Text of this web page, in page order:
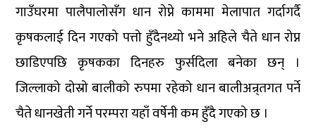
गाउँघरमा पालैपालोसँग धान रोप्ने काममा मेलापात गर्दागर्दै
कृषकलाई दिन गएको पत्तो हुँदैनथ्यो भने अहिले चैते धान रोप्न
छाडिएपछि कृषकका दिनहरु फुर्सदिला बनेका छन् ।
जिल्लाको दोस्रो बालीको रुपमा रहेको धान बालीअन्र्तगत पर्ने
चैते धानखेती गर्ने परम्परा यहाँ वर्षेनी कम हुँदै गएको छ ।